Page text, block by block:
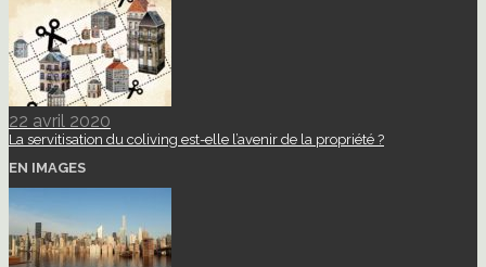
22 avril 2020
La servitisation du coliving est-elle l’avenir de la propriété ?
EN IMAGES